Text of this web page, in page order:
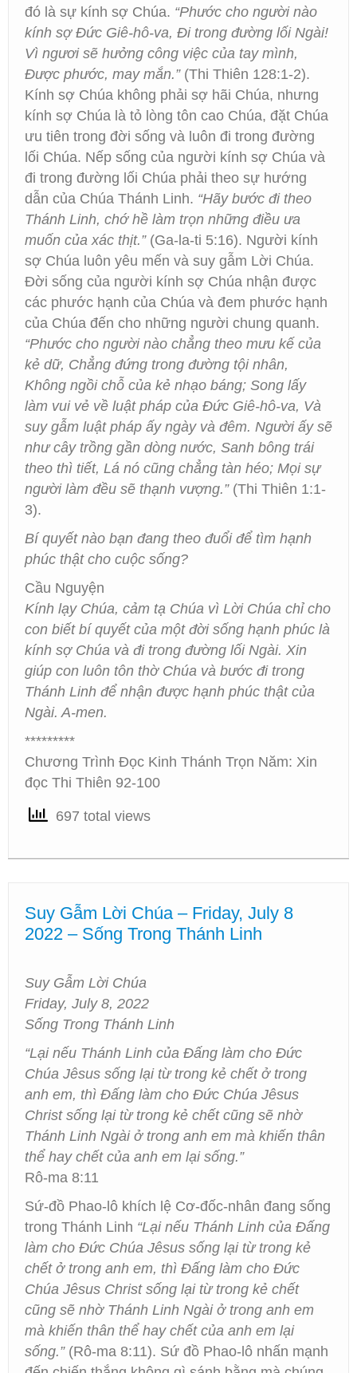
đó là sự kính sợ Chúa. “Phước cho người nào
kính sợ Đức Giê-hô-va, Đi trong đường lối Ngài!
Vì ngươi sẽ hưởng công việc của tay mình,
Được phước, may mắn.”(Thi Thiên 128:1-2).
Kính sợ Chúa không phải sợ hãi Chúa, nhưng
kính sợ Chúa là tỏ lòng tôn cao Chúa, đặt Chúa
ưu tiên trong đời sống và luôn đi trong đường
lối Chúa. Nếp sống của người kính sợ Chúa và
đi trong đường lối Chúa phải theo sự hướng
dẫn của Chúa Thánh Linh. “Hãy bước đi theo
Thánh Linh, chớ hề làm trọn những điều ưa
muốn của xác thịt.”(Ga-la-ti 5:16). Người kính
sợ Chúa luôn yêu mến và suy gẫm Lời Chúa.
Đời sống của người kính sợ Chúa nhận được
các phước hạnh của Chúa và đem phước hạnh
của Chúa đến cho những người chung quanh.
“Phước cho người nào chẳng theo mưu kế của
kẻ dữ, Chẳng đứng trong đường tội nhân,
Không ngồi chỗ của kẻ nhạo báng; Song lấy
làm vui vẻ về luật pháp của Đức Giê-hô-va, Và
suy gẫm luật pháp ấy ngày và đêm. Người ấy sẽ
như cây trồng gần dòng nước, Sanh bông trái
theo thì tiết, Lá nó cũng chẳng tàn héo; Mọi sự
người làm đều sẽ thạnh vượng.”(Thi Thiên 1:1-
3).
Bí quyết nào bạn đang theo đuổi để tìm hạnh
phúc thật cho cuộc sống?
Cầu Nguyện
Kính lạy Chúa, cảm tạ Chúa vì Lời Chúa chỉ cho
con biết bí quyết của một đời sống hạnh phúc là
kính sợ Chúa và đi trong đường lối Ngài. Xin
giúp con luôn tôn thờ Chúa và bước đi trong
Thánh Linh để nhận được hạnh phúc thật của
Ngài. A-men.
*********
Chương Trình Đọc Kinh Thánh Trọn Năm: Xin
đọc Thi Thiên 92-100
697 total views
Suy Gẫm Lời Chúa – Friday, July 8
2022 – Sống Trong Thánh Linh
Suy Gẫm Lời Chúa
Friday, July 8, 2022
Sống Trong Thánh Linh
“Lại nếu Thánh Linh của Đấng làm cho Đức
Chúa Jêsus sống lại từ trong kẻ chết ở trong
anh em, thì Đấng làm cho Đức Chúa Jêsus
Christ sống lại từ trong kẻ chết cũng sẽ nhờ
Thánh Linh Ngài ở trong anh em mà khiến thân
thể hay chết của anh em lại sống.”
Rô-ma 8:11
Sứ-đồ Phao-lô khích lệ Cơ-đốc-nhân đang sống
trong Thánh Linh “Lại nếu Thánh Linh của Đấng
làm cho Đức Chúa Jêsus sống lại từ trong kẻ
chết ở trong anh em, thì Đấng làm cho Đức
Chúa Jêsus Christ sống lại từ trong kẻ chết
cũng sẽ nhờ Thánh Linh Ngài ở trong anh em
mà khiến thân thể hay chết của anh em lại
sống.”(Rô-ma 8:11). Sứ đồ Phao-lô nhấn mạnh